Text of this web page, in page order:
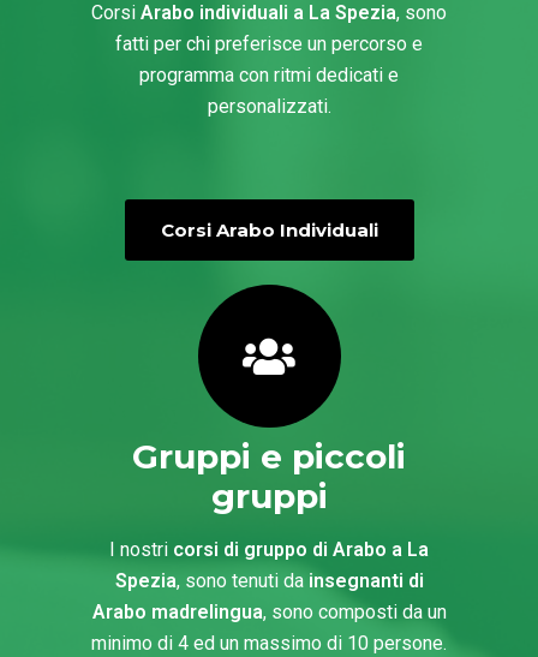
Corsi Arabo individuali a La Spezia, sono
fatti per chi preferisce un percorso e
programma con ritmi dedicati e
personalizzati.
Corsi Arabo Individuali
Gruppi e piccoli
gruppi
I nostri corsi di gruppo di Arabo a La
Spezia, sono tenuti da insegnanti di
Arabo madrelingua, sono composti da un
minimo di 4 ed un massimo di 10 persone.